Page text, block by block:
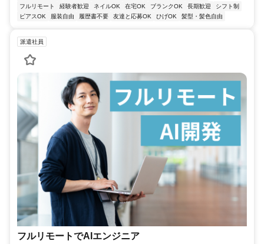
フルリモート
経験者歓迎 ネイルOK 在宅OK ブランクOK 長期歓迎
シフト制
ピアスOK
服装自由 履歴書不要 友達と応募OK ひげOK 髪型・髪色自由
派遣社員
フルリモートでAIエンジニア